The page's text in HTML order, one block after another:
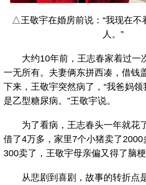
△王敬宇在婚房前说：“我现在不
人。”
大约10年前，王志春家着过一
一无所有。夫妻俩东拼西凑，借钱
下来，王敬宇突然病了，“我爸妈
是乙型糖尿病。”王敬宇说。
为了看病，王志春头一年就花
借了4万多，家里7个小猪卖了
300卖了，王敬宇母亲偏又得了脑
从悲剧到喜剧，故事的转折点